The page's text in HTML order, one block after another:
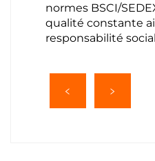
normes BSCI/
qualité constante
responsabilité